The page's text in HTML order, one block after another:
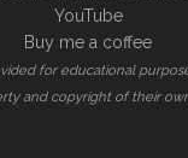
YouTube
Buy me a coffee
for educational
and copyright of their